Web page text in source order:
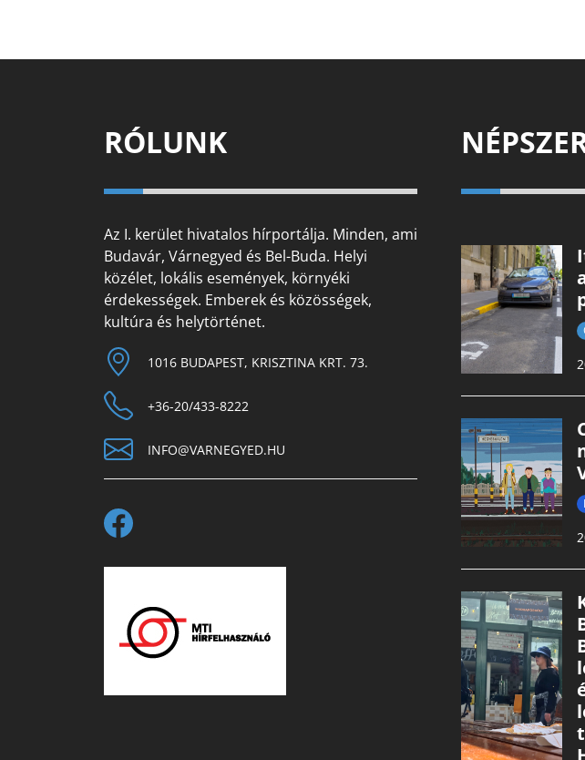
RÓLUNK
Az I. kerület hivatalos hírportálja. Minden, ami
Budavár, Várnegyed és Bel-Buda. Helyi
közélet, lokális események, környéki
érdekességek. Emberek és közösségek,
kultúra és helytörténet.
1016 BUDAPEST, KRISZTINA KRT. 73.
+36-20/433-8222
INFO@VARNEGYED.HU